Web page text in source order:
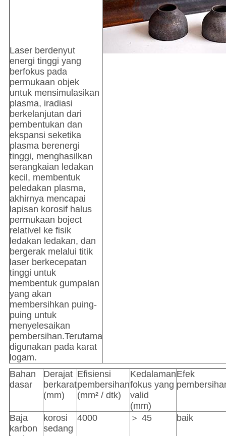
Laser berdenyut
energi tinggi yang
berfokus pada
permukaan objek
untuk mensimulasikan
plasma, iradiasi
berkelanjutan dari
pembentukan dan
ekspansi seketika
plasma berenergi
tinggi, menghasilkan
serangkaian ledakan
kecil, membentuk
peledakan plasma,
akhirnya mencapai
lapisan korosif halus
permukaan boject
relativel ke fisik
ledakan ledakan, dan
bergerak melalui titik
laser berkecepatan
tinggi untuk
membentuk gumpalan
yang akan
membersihkan puing-
puing untuk
menyelesaikan
pembersihan.Terutama
digunakan pada karat
logam.
Bahan
dasar
Derajat
berkarat
(mm)
Efisiensi
pembersihan
(mm² / dtk)
Kedalaman
fokus yang
valid
(mm)
Efek
Baja
karbon
korosi
sedang
4000 ＞ 45 baik